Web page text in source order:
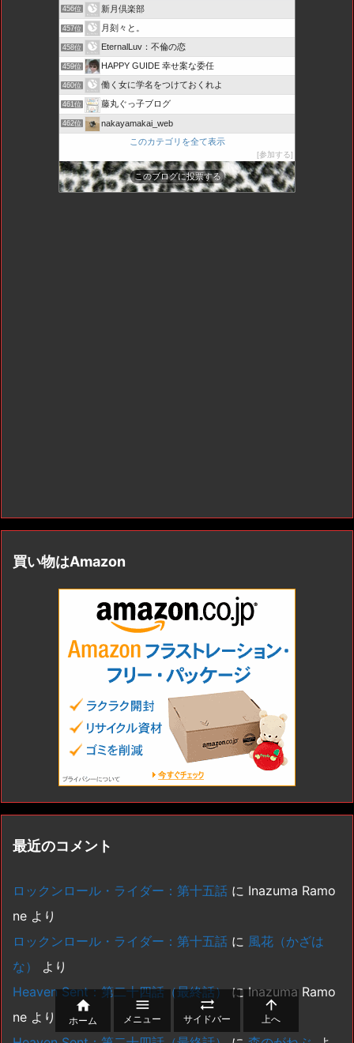
456位 新月倶楽部
457位 月刻々と。
458位 EternalLuv：不倫の恋
459位 HAPPY GUIDE 幸せ案な委任
460位 働く女に学名をつけておくれよ
461位 藤丸ぐっ子ブログ
462位
nakayamakai_web
このカテゴリを全て表示
参加する
このブログに投票する
買い物はAmazon
最近のコメント
ロックンロール・ライダー：第十五話 に Inazuma Ramo
ne より
ロックンロール・ライダー：第十五話 に 風花（かざは
な）
より
Heaven Sent：第二十四話（最終話）にInazuma Ramo
ne より

ホーム

メニュー

サイドバー

上へ